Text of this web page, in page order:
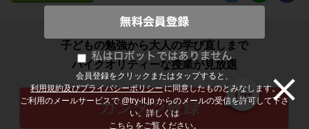
会員登録をクリックまたはタップすると、
利用規約及びプライバシーポリシーに同意したものとみなします。
ご利用のメールサービスで @try-it.jp からのメールの受信を許可して下さ
い。詳しくは
こちら をご覧ください。
子どもの勉強から大人の学び直しまで
ハイクオリティーな授業が見放題